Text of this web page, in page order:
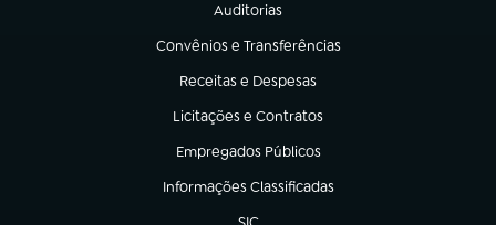
Auditorias
(abre em nova aba)
Convênios e Transferências
(abre em nova aba)
Receitas e Despesas
(abre em nova aba)
Licitações e Contratos
(abre em nova aba)
Empregados Públicos
(abre em nova aba)
Informações Classificadas
(abre em nova aba)